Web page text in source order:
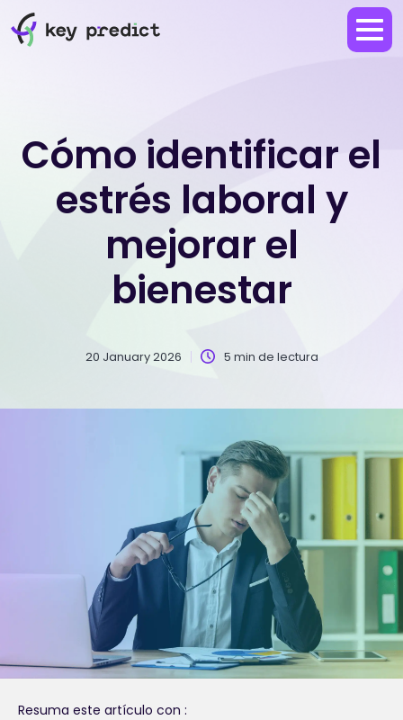
Cómo identificar el
estrés laboral y
mejorar el
bienestar
20 January 2026 5 min de lectura
Resuma este artículo con :